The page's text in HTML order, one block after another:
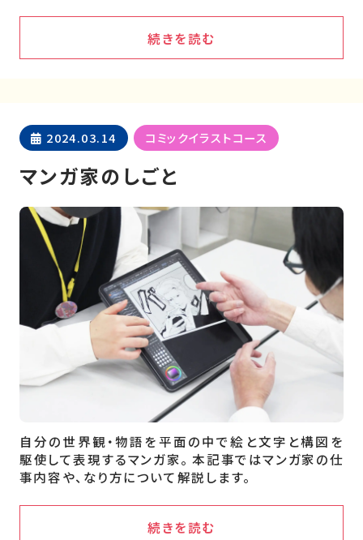
続きを読む
2024.03.14 コミックイラストコース
マンガ家のしごと
自分の世界観・物語を平面の中で絵と文字と構図を
駆使して表現するマンガ家。 本記事ではマンガ家の仕
事内容や、なり方について解説します。
続きを読む